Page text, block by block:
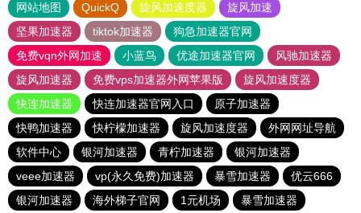
网站地图 QuickQ 旋风加速度器
旋风加速
坚果加速器
tiktok加速器
狗急加速器官网
免费vqn外网加速
小蓝鸟 优途加速器官网
风驰加速器
旋风加速器
免费vps加速器外网苹果版
旋风加速度器
快连加速器
快连加速器官网入口
原子加速器
快鸭加速器
快柠檬加速器 旋风加速度器
外网网址导航
软件中心
银河加速器 青柠加速器
银河加速器
veee加速器
vp(永久免费)加速器 暴雪加速器
优云666
银河加速器
海外梯子官网 1元机场 暴雪加速器